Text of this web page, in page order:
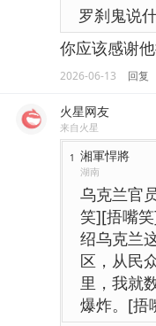
罗刹鬼说
你应该感谢
2026-06-13 回复
火星网友
来自火星
1 湘軍悍將
湖南
乌克兰官
笑][捂嘴
绍乌克兰
区，从民
里，我就
爆炸。[捂